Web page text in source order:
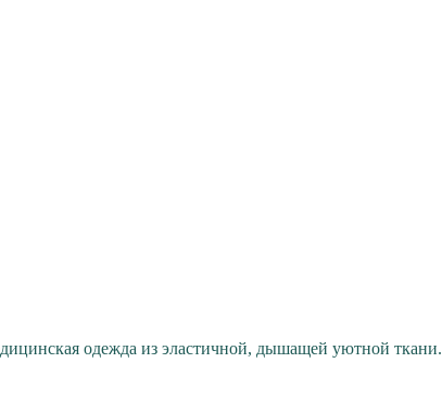
одежда из эластичной, дышащей уютной ткани.